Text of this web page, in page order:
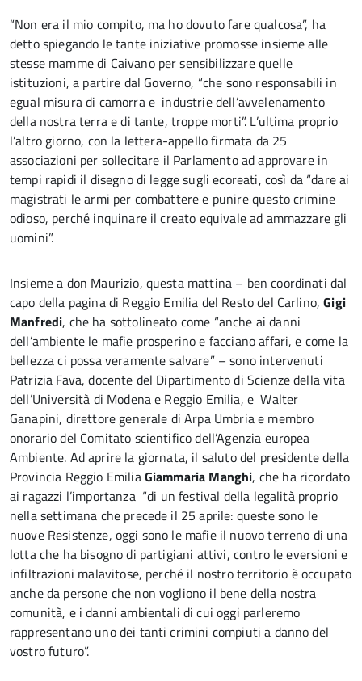
“Non era il mio compito, ma ho dovuto fare qualcosa”, ha
detto spiegando le tante iniziative promosse insieme alle
stesse mamme di Caivano per sensibilizzare quelle
istituzioni, a partire dal Governo, “che sono responsabili in
egual misura di camorra e industrie dell’avvelenamento
della nostra terra e di tante, troppe morti”. L’ultima proprio
l’altro giorno, con la lettera-appello firmata da 25
associazioni per sollecitare il Parlamento ad approvare in
tempi rapidi il disegno di legge sugli ecoreati, così da “dare ai
magistrati le armi per combattere e punire questo crimine
odioso, perché inquinare il creato equivale ad ammazzare gli
uomini”.
Insieme a don Maurizio, questa mattina – ben coordinati dal
capo della pagina di Reggio Emilia del Resto del Carlino,Gigi
Manfredi, che ha sottolineato come “anche ai danni
dell’ambiente le mafie prosperino e facciano affari, e come la
bellezza ci possa veramente salvare” – sono intervenuti
Patrizia Fava, docente del Dipartimento di Scienze della vita
dell’Università di Modena e Reggio Emilia, e Walter
Ganapini, direttore generale di Arpa Umbria e membro
onorario del Comitato scientifico dell’Agenzia europea
Ambiente. Ad aprire la giornata, il saluto del presidente della
Provincia Reggio EmiliaGiammaria Manghi, che ha ricordato
ai ragazzi l’importanza “di un festival della legalità proprio
nella settimana che precede il 25 aprile: queste sono le
nuove Resistenze, oggi sono le mafie il nuovo terreno di una
lotta che ha bisogno di partigiani attivi, contro le eversioni e
infiltrazioni malavitose, perché il nostro territorio è occupato
anche da persone che non vogliono il bene della nostra
comunità, e i danni ambientali di cui oggi parleremo
rappresentano uno dei tanti crimini compiuti a danno del
vostro futuro”.